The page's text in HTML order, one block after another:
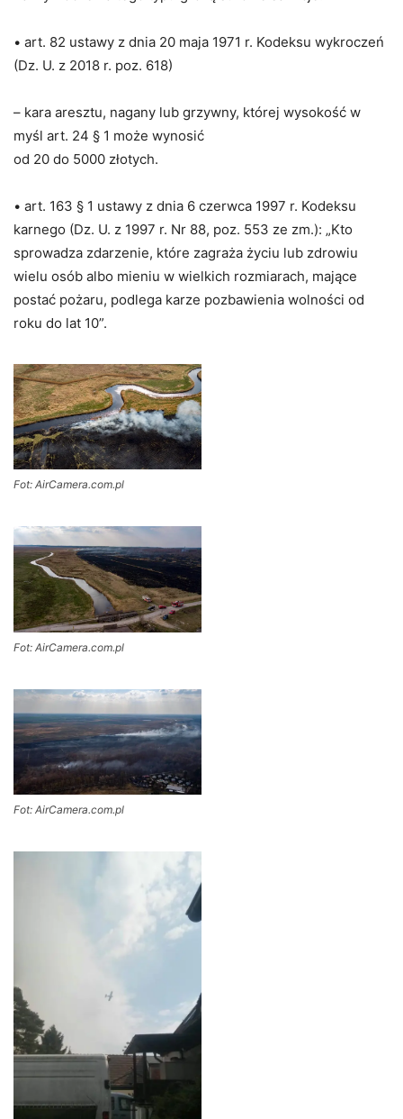
• art. 82 ustawy z dnia 20 maja 1971 r. Kodeksu wykroczeń
(Dz. U. z 2018 r. poz. 618)
– kara aresztu, nagany lub grzywny, której wysokość w
myśl art. 24 § 1 może wynosić
od 20 do 5000 złotych.
• art. 163 § 1 ustawy z dnia 6 czerwca 1997 r. Kodeksu
karnego (Dz. U. z 1997 r. Nr 88, poz. 553 ze zm.): „Kto
sprowadza zdarzenie, które zagraża życiu lub zdrowiu
wielu osób albo mieniu w wielkich rozmiarach, mające
postać pożaru, podlega karze pozbawienia wolności od
roku do lat 10”.
Fot: AirCamera.com.pl
Fot: AirCamera.com.pl
Fot: AirCamera.com.pl